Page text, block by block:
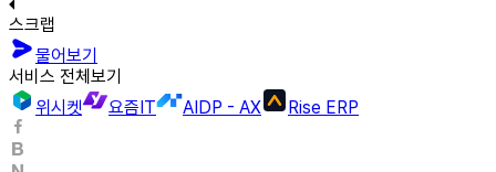
스크랩
물어보기
서비스 전체보기
위시켓
요즘IT AIDP - AX Rise ERP